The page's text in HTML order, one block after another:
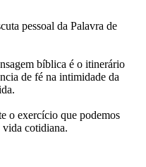
pessoal da Palavra de
bíblica é o itinerário
de fé na intimidade da
o exercício que podemos
vida cotidiana.